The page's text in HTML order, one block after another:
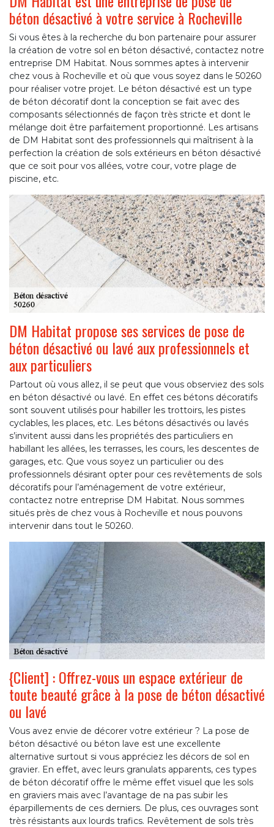
béton désactivé à votre service à Rocheville
Si vous êtes à la recherche du bon partenaire pour assurer
la création de votre sol en béton désactivé, contactez notre
entreprise DM Habitat. Nous sommes aptes à intervenir
chez vous à Rocheville et où que vous soyez dans le 50260
pour réaliser votre projet. Le béton désactivé est un type
de béton décoratif dont la conception se fait avec des
composants sélectionnés de façon très stricte et dont le
mélange doit être parfaitement proportionné. Les artisans
de DM Habitat sont des professionnels qui maîtrisent à la
perfection la création de sols extérieurs en béton désactivé
que ce soit pour vos allées, votre cour, votre plage de
piscine, etc.
DM Habitat propose ses services de pose de
béton désactivé ou lavé aux professionnels et
aux particuliers
Partout où vous allez, il se peut que vous observiez des sols
en béton désactivé ou lavé. En effet ces bétons décoratifs
sont souvent utilisés pour habiller les trottoirs, les pistes
cyclables, les places, etc. Les bétons désactivés ou lavés
s’invitent aussi dans les propriétés des particuliers en
habillant les allées, les terrasses, les cours, les descentes de
garages, etc. Que vous soyez un particulier ou des
professionnels désirant opter pour ces revêtements de sols
décoratifs pour l’aménagement de votre extérieur,
contactez notre entreprise DM Habitat. Nous sommes
situés près de chez vous à Rocheville et nous pouvons
intervenir dans tout le 50260.
{Client] : Offrez-vous un espace extérieur de
toute beauté grâce à la pose de béton désactivé
ou lavé
Vous avez envie de décorer votre extérieur ? La pose de
béton désactivé ou béton lave est une excellente
alternative surtout si vous appréciez les décors de sol en
gravier. En effet, avec leurs granulats apparents, ces types
de béton décoratif offre le même effet visuel que les sols
en graviers mais avec l’avantage de na pas subir les
éparpillements de ces derniers. De plus, ces ouvrages sont
très résistants aux lourds trafics. Revêtement de sols très